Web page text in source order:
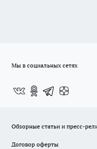
Мы в социальных сетях
Обзорные статьи и пресс-
Договор оферты